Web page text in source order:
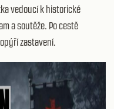
vedoucí k historické
a soutěže. Po cestě
zastavení.